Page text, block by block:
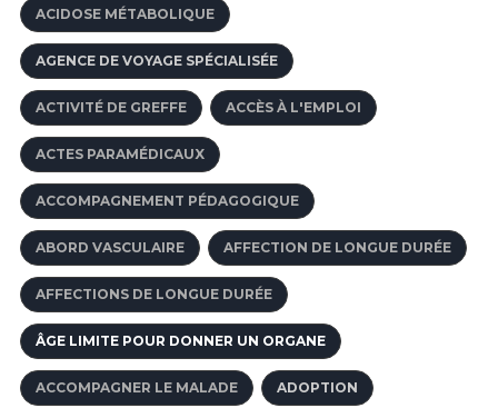
ACIDOSE MÉTABOLIQUE
AGENCE DE VOYAGE SPÉCIALISÉE
ACTIVITÉ DE GREFFE ACCÈS À L'EMPLOI
ACTES PARAMÉDICAUX
ACCOMPAGNEMENT PÉDAGOGIQUE
ABORD VASCULAIRE AFFECTION DE LONGUE DURÉE
AFFECTIONS DE LONGUE DURÉE
ÂGE LIMITE POUR DONNER UN ORGANE
ACCOMPAGNER LE MALADE ADOPTION